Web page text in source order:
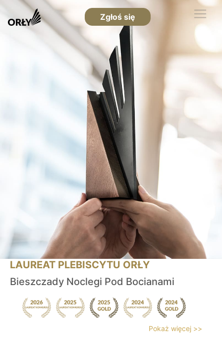
Zgłoś się
LAUREAT PLEBISCYTU ORŁY
Bieszczady Noclegi Pod Bocianami
Pokaż więcej >>